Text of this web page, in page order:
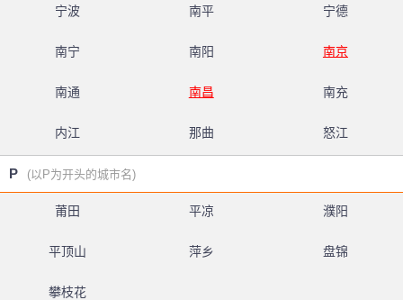
宁波 南平 宁德
南宁 南阳 南京
南通 南昌 南充
内江 那曲 怒江
P (以P为开头的城市名)
莆田 平凉 濮阳
平顶山 萍乡 盘锦
攀枝花